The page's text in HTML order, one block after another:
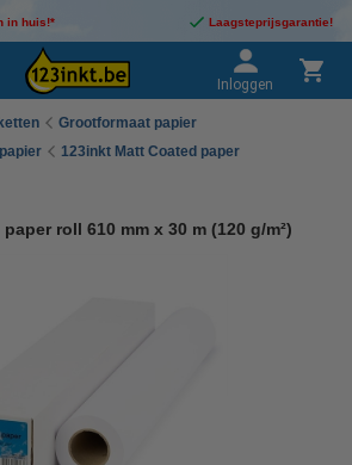
in huis!* Laagsteprijsgarantie!
Inloggen
Grootformaat papier
123inkt Matt Coated paper
roll 610 mm x 30 m (120 g/m²)